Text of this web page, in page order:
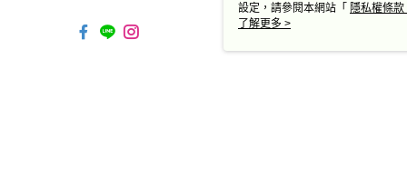
設定，請參閱本網站「 隱私權條款
使用 cookie。
了解更多 >